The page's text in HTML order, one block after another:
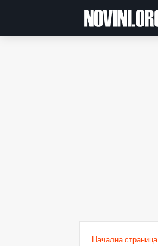
Начална страница